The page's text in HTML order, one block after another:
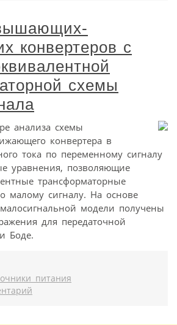
конвертеров с
схемы
анализа схемы
конвертера в
тока по переменному сигналу
уравнения, позволяющие
трансформаторные
малому сигналу. На основе
модели получены
для передаточной
Боде.
питания